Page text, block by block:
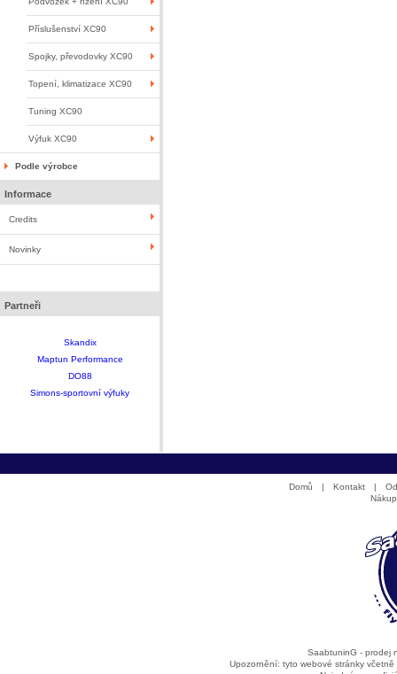
Příslušenství XC90
Spojky, převodovky XC90
Topení, klimatizace XC90
Tuning XC90
Výfuk XC90
Podle výrobce
Informace
Credits
Novinky
Partneři
Skandix
Maptun Performance
DO88
Simons-sportovní výfuky
Domů | Kontakt |
SaabtuninG - prodej
Upozornění: tyto webové stránky